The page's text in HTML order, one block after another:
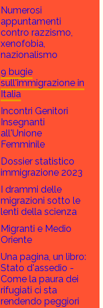
Numerosi
appuntamenti
contro razzismo,
xenofobia,
nazionalismo
9 bugie
sull'immigrazione in
Italia
Incontri Genitori
Insegnanti
all'Unione
Femminile
Dossier statistico
immigrazione 2023
I drammi delle
migrazioni sotto le
lenti della scienza
Migranti e Medio
Oriente
Una pagina, un libro:
Stato d'assedio -
Come la paura dei
rifugiati ci sta
rendendo peggiori